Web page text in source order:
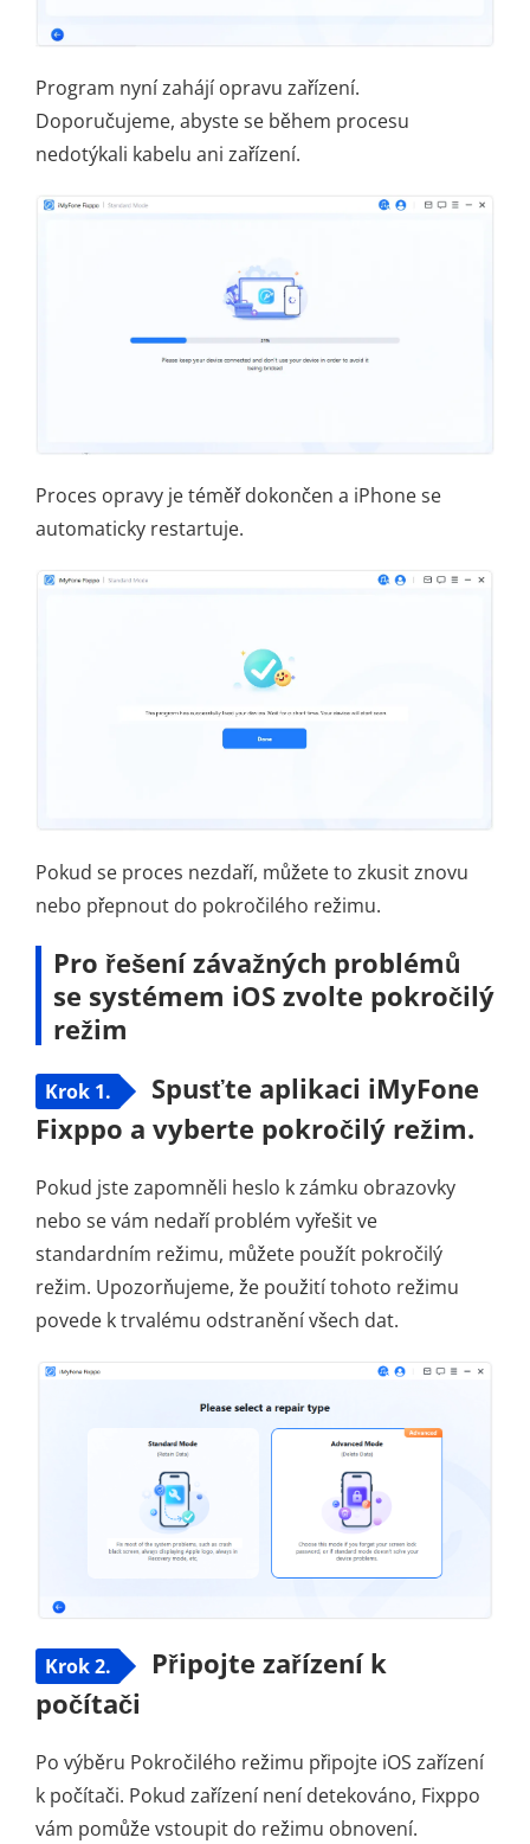
Program nyní zahájí opravu zařízení.
Doporučujeme, abyste se během procesu
nedotýkali kabelu ani zařízení.
Proces opravy je téměř dokončen a iPhone se
automaticky restartuje.
Pokud se proces nezdaří, můžete to zkusit znovu
nebo přepnout do pokročilého režimu.
Pro řešení závažných problémů
se systémem iOS zvolte pokročilý
režim
Krok 1.
Spusťte aplikaci iMyFone
Fixppo a vyberte pokročilý režim.
Pokud jste zapomněli heslo k zámku obrazovky
nebo se vám nedaří problém vyřešit ve
standardním režimu, můžete použít pokročilý
režim. Upozorňujeme, že použití tohoto režimu
povede k trvalému odstranění všech dat.
Krok 2.
Připojte zařízení k
počítači
Po výběru Pokročilého režimu připojte iOS zařízení
k počítači. Pokud zařízení není detekováno, Fixppo
vám pomůže vstoupit do režimu obnovení.